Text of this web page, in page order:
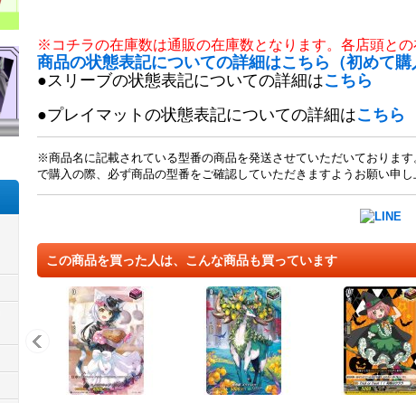
※コチラの在庫数は通販の在庫数となります。各店頭との
商品の状態表記についての詳細はこちら（初めて購
●スリーブの状態表記についての詳細はこちら
●プレイマットの状態表記についての詳細はこちら
※商品名に記載されている型番の商品を発送させていただいておりま
で購入の際、必ず商品の型番をご確認していただきますようお願い申し
この商品を買った人は、こんな商品も買っています